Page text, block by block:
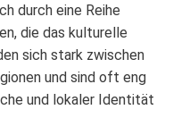
durch eine Reihe
die das kulturelle
sich stark zwischen
und sind oft eng
und lokaler Identität